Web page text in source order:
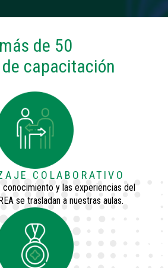
de 50
capacitación
COLABORATIVO
conocimiento y las experiencias del
se trasladan a nuestras aulas.